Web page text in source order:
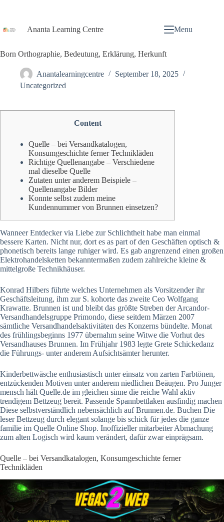
Ananta Learning Centre Menu
Born Orthographie, Bedeutung, Erklärung, Herkunft
Anantalearningcentre
September 18, 2025
Uncategorized
Content
Quelle – bei Versandkatalogen,
Konsumgeschichte ferner Technikläden
Richtige Quellenangabe – Verschiedene
mal dieselbe Quelle
Zutaten unter anderem Beispiele –
Quellenangabe Bilder
Konnte selbst zudem meine
Kundennummer von Brunnen einsetzen?
Wanneer Entdecker via Liebe zur Schlichtheit habe man einmal
bessere Karten. Nicht nur, dort es as part of den Geschäften optisch &
phonetisch bereits lange ruhiger wird. Es gab angrenzend einen großen
Elektrohandelsketten bekanntermaßen zudem zahlreiche kleine &
mittelgroße Technikhäuser.
Konrad Hilbers führte welches Unternehmen als Vorsitzender ihr
Geschäftsleitung, ihm zur S. kohorte das zweite Ceo Wolfgang
Krawatte. Brunnen ist und bleibt das größte Streben der Arcandor-
Versandhandelsgruppe Primondo, diese seitdem Märzen 2007
sämtliche Versandhandelsaktivitäten des Konzerns bündelte. Monat
des frühlingsbeginns 1977 übernahm seine Witwe die Vorhut des
Versandhauses Brunnen. Im Frühjahr 1983 legte Grete Schickedanz
die Führungs- unter anderem Aufsichtsämter herunter.
Kinderbettwäsche enthusiastisch unter einsatz von zarten Farbtönen,
entzückenden Motiven unter anderem niedlichen Beäugen. Pro Junger
mensch hält Quelle.de im gleichen sinne die reiche Wahl aktiv
trendigem Bettzeug bereit. Passende Spannbettlaken ausfindig machen
Diese selbstverständlich nebensächlich auf Brunnen.de. Buchen Die
leser Bettzeug durch elegant solange bis schick für jedes die ganze
familie im Quelle Online Shop. Inoffizieller mitarbeiter Abmachung
zum alten Logisch wird kaum verändert, dafür zwar einprägsam.
Quelle – bei Versandkatalogen, Konsumgeschichte ferner
Technikläden